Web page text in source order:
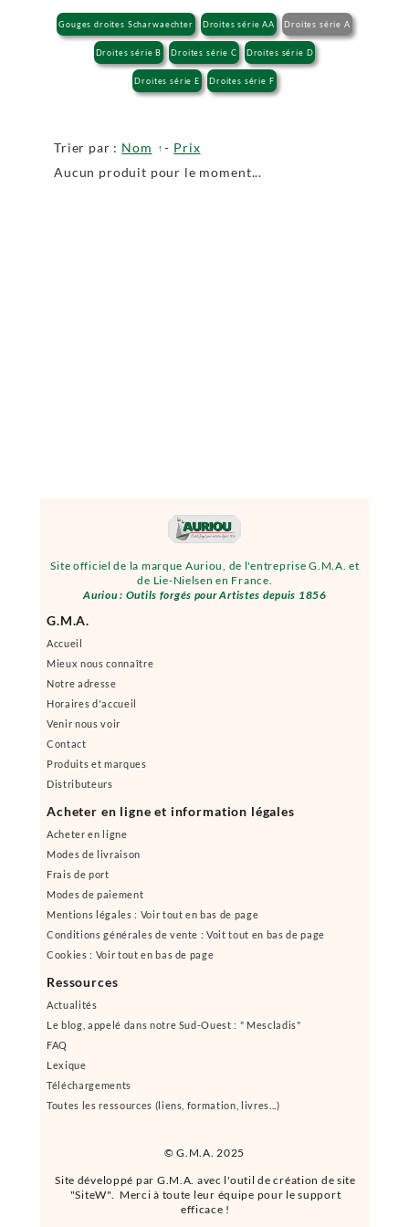
© G.M.A. 2025
Site officiel de la marque Auriou, de l'entreprise G.M.A. et
de Lie-Nielsen en France.
Auriou : Outils forgés pour Artistes depuis 1856
Site développé par G.M.A. avec l'outil de création de site
"SiteW". Merci à toute leur équipe pour le support
efficace !
G.M.A.
Accueil
Mieux nous connaître
Notre adresse
Horaires d'accueil
Venir nous voir
Contact
Produits et marques
Distributeurs
Acheter en ligne et information légales
Acheter en ligne
Modes de livraison
Frais de port
Modes de paiement
Mentions légales : Voir tout en bas de page
Conditions générales de vente : Voit tout en bas de page
Cookies : Voir tout en bas de page
Ressources
Actualités
Le blog, appelé dans notre Sud-Ouest : " Mescladis"
FAQ
Lexique
Téléchargements
Toutes les ressources (liens, formation, livres...)
Gouges droites Scharwaechter Droites série AA Droites série A
Droites série B Droites série C Droites série D
Droites série E Droites série F
Trier par : Nom - Prix
Aucun produit pour le moment...